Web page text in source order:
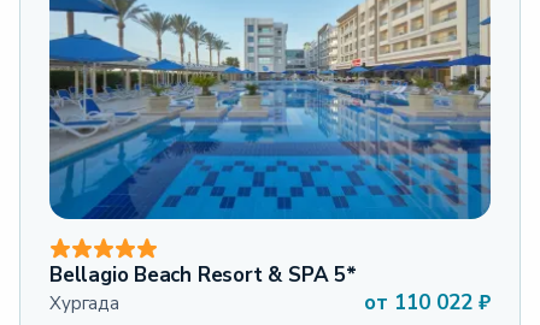
Bellagio Beach Resort & SPA 5*
Хургада от 110 022 ₽